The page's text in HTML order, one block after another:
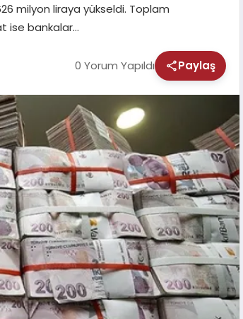
milyon liraya yükseldi. Toplam
ise bankalar…
0 Yorum Yapıldı Paylaş